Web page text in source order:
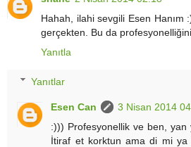
Hahah, ilahi sevgili Esen Hanım
gerçekten. Bu da
Yanıtla
Yanıtlar
Esen Can
3 Nisan 2014
:))) Profesyonellik ve ben, yan
İtiraf et korktun ama di mi